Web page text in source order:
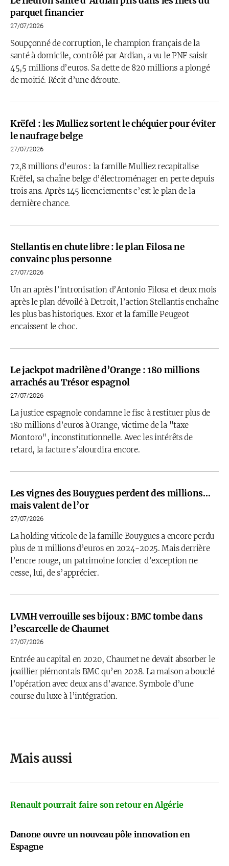
parquet financier
27/07/2026
Soupçonné de corruption, le champion français de la
santé à domicile, contrôlé par Ardian, a vu le PNF saisir
45,5 millions d’euros. Sa dette de 820 millions a plongé
de moitié. Récit d’une déroute.
Krëfel : les Mulliez sortent le chéquier pour éviter
le naufrage belge
27/07/2026
72,8 millions d’euros : la famille Mulliez recapitalise
Krëfel, sa chaîne belge d’électroménager en perte depuis
trois ans. Après 145 licenciements c’est le plan de la
dernière chance.
Stellantis en chute libre : le plan Filosa ne
convainc plus personne
27/07/2026
Un an après l’intronisation d’Antonio Filosa et deux mois
après le plan dévoilé à Detroit, l’action Stellantis enchaîne
les plus bas historiques. Exor et la famille Peugeot
encaissent le choc.
Le jackpot madrilène d’Orange : 180 millions
arrachés au Trésor espagnol
27/07/2026
La justice espagnole condamne le fisc à restituer plus de
180 millions d’euros à Orange, victime de la "taxe
Montoro", inconstitutionnelle. Avec les intérêts de
retard, la facture s’alourdira encore.
Les vignes des Bouygues perdent des millions…
mais valent de l’or
27/07/2026
La holding viticole de la famille Bouygues a encore perdu
plus de 11 millions d’euros en 2024-2025. Mais derrière
l’encre rouge, un patrimoine foncier d’exception ne
cesse, lui, de s’apprécier.
LVMH verrouille ses bijoux : BMC tombe dans
l’escarcelle de Chaumet
27/07/2026
Entrée au capital en 2020, Chaumet ne devait absorber le
joaillier piémontais BMC qu’en 2028. La maison a bouclé
l’opération avec deux ans d’avance. Symbole d’une
course du luxe à l’intégration.
Mais aussi
Renault pourrait faire son retour en Algérie
Danone ouvre un nouveau pôle innovation en
Espagne